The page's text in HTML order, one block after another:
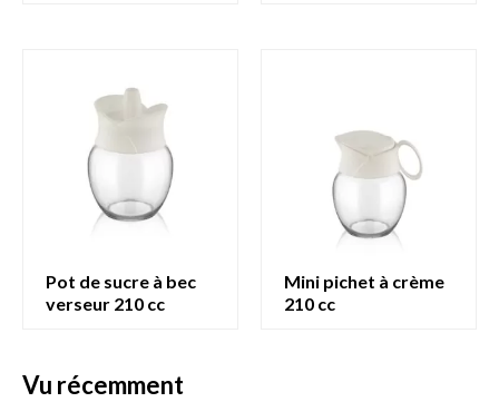
pot de sucre à bec
verseur 210 cc
mini pichet à crème
210 cc
vu récemment